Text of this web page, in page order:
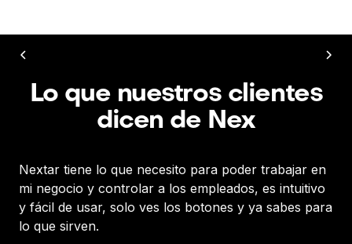
Lo que nuestros clientes
dicen de Nex
Nextar tiene lo que necesito para poder trabajar en
mi negocio y controlar a los empleados, es intuitivo
y fácil de usar, solo ves los botones y ya sabes para
lo que sirven.